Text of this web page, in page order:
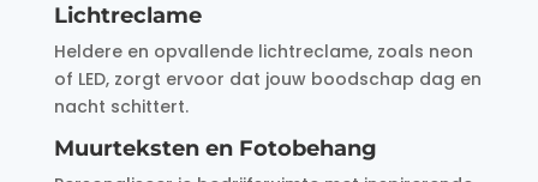
Lichtreclame
Heldere en opvallende lichtreclame, zoals neon
of LED, zorgt ervoor dat jouw boodschap dag en
nacht schittert.
Muurteksten en Fotobehang